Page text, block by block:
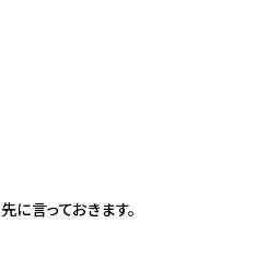
先に言っておきます。